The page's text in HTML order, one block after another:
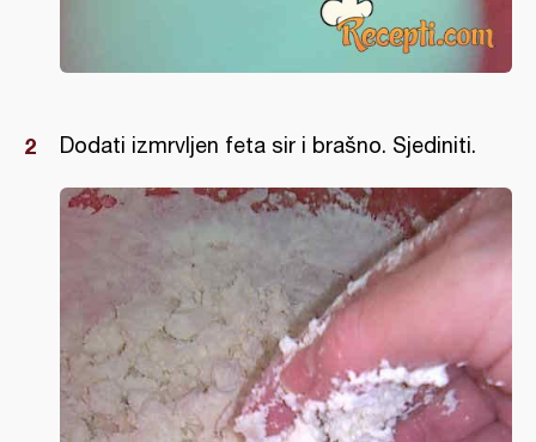
Dodati izmrvljen feta sir i brašno. Sjediniti.